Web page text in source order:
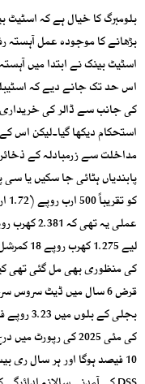
بلومبرگ کا خیال ہے کہ اسٹیٹ
بڑھانے کا موجودہ عمل آہستہ
اسٹیٹ بینک نے ابتدا میں
اس حد تک جانے دیے کہ
کی جانب سے ڈالر کی
استحکام دیکھا گیا۔لیکن اس
مداخلت سے زرمبادلہ کے
پابندیاں ہٹائی جا سکیں یا
عملی یہ
لیے
کی منظوری بھی مل گئی تھی
بجلی
10 فیصد ہوگا اور ہر سال